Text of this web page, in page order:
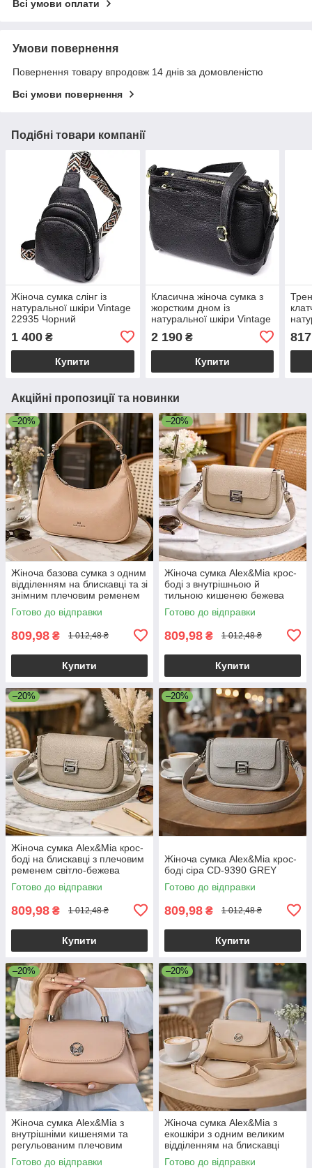
Всі умови оплати
Умови повернення
Повернення товару впродовж 14 днів за домовленістю
Всі умови повернення
Подібні товари компанії
Жіноча сумка слінг із
натуральної шкіри Vintage
22935 Чорний
1 400 ₴
Купити
Класична жіноча сумка з
жорстким дном із
натуральної шкіри Vintage
2 190₴
Купити
817
Акційні пропозиції та новинки
–20%
Жіноча базова сумка з одним
відділенням на блискавці та зі
знімним плечовим ременем
екошкіра бежевий Alex&Mia
CD-9128
Готово до відправки
809,98 ₴ 1 012,48 ₴
Купити
–20%
Жіноча сумка Alex&Mia крос-
боді з внутрішньою й
тильною кишенею бежева
Готово до відправки
809,98 ₴ 1 012,48 ₴
Купити
–20%
Жіноча сумка Alex&Mia крос-
боді на блискавці з плечовим
ременем світло-бежева
Готово до відправки
809,98 ₴ 1 012,48 ₴
Купити
–20%
Жіноча сумка Alex&Mia крос-
боді сіра CD-9390 GREY
Готово до відправки
809,98 ₴ 1 012,48 ₴
Купити
–20%
Жіноча сумка Alex&Mia з
внутрішніми кишенями та
регульованим плечовим
ременем рожева
Готово до відправки
–20%
Жіноча сумка Alex&Mia з
екошкіри з одним великим
відділенням на блискавці
бежева
Готово до відправки